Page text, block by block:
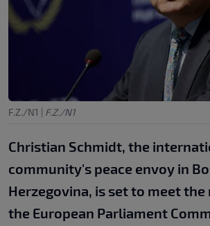
F.Z./N1 | F.Z./N1
Christian Schmidt, the
community's peace envoy in
Herzegovina, is set to meet
the European Parliament